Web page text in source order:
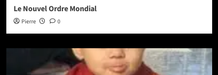
Le Nouvel Ordre Mondial
Pierre 0